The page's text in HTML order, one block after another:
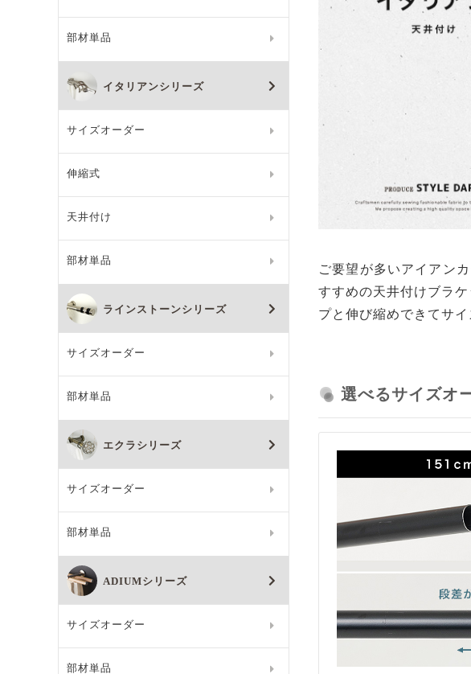
ご要望が多いアイアン
すすめの天井付けブラ
プと伸び縮めできてサ
選べるサイズオ
部材単品
イタリアンシリーズ
サイズオーダー
伸縮式
天井付け
部材単品
ラインストーンシリーズ
サイズオーダー
部材単品
エクラシリーズ
サイズオーダー
部材単品
ADIUMシリーズ
サイズオーダー
部材単品